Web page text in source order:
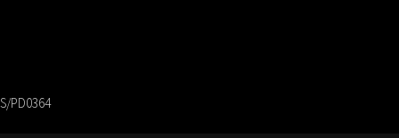
PD0364